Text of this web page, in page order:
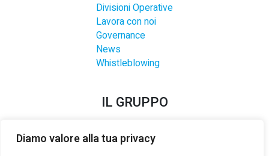
Diamo valore alla tua privacy
Divisioni Operative
Lavora con noi
Governance
News
Whistleblowing
IL GRUPPO